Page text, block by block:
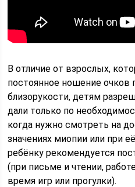
В отличие от взрослых,
постоянное ношение очков
близорукости, детям
дали только по
когда нужно смотреть на
значениях миопии или при
ребёнку рекомендуется
(при письме и чтении,
время игр или прогулки).